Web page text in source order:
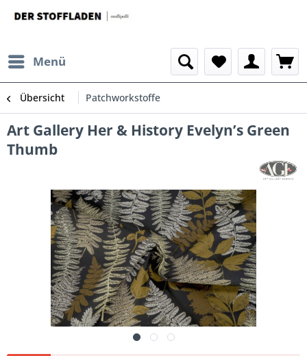
Menü
Übersicht Patchworkstoffe
Art Gallery Her & History Evelyn’s Green
Thumb